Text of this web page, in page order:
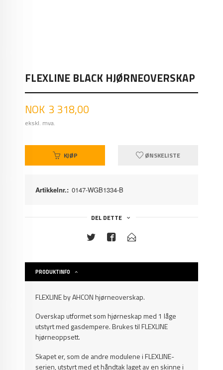
FLEXLINE BLACK HJØRNEOVERSKAP
Pris
NOK 3 318,00
ekskl. mva.
KJØP ØNSKELISTE
Artikkelnr.: 0147-WGB1334-B
DEL DETTE
PRODUKTINFO
FLEXLINE by AHCON hjørneoverskap.
Overskap utformet som hjørneskap med 1 låge
utstyrt med gasdempere. Brukes til FLEXLINE
hjørneoppsett.
Skapet er, som de andre modulene i FLEXLINE-
serien, utstyrt med et håndtak laget av en skinne i